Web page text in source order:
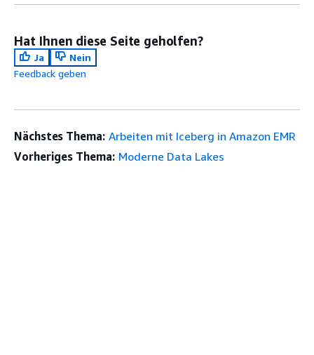
Hat Ihnen diese Seite geholfen?
Ja
Nein
Feedback geben
Nächstes Thema: Arbeiten mit Iceberg in Amazon EMR
Vorheriges Thema: Moderne Data Lakes